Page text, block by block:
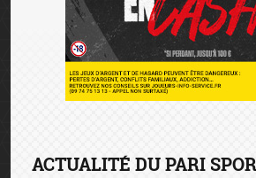
ACTUALITÉ DU PARI